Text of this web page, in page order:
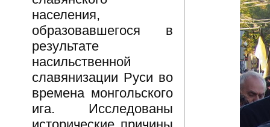
населения,
образовавшегося в
результате
насильственной
славянизации Руси во
времена монгольского
ига. Исследованы